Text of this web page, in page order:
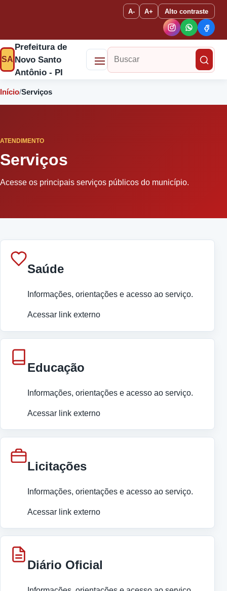
A- A+ Alto contraste
SA
Prefeitura de
Novo Santo
Antônio - PI
Início/Serviços
ATENDIMENTO
Serviços
Acesse os principais serviços públicos do município.
Saúde
Informações, orientações e acesso ao serviço.
Acessar link externo
Educação
Informações, orientações e acesso ao serviço.
Acessar link externo
Licitações
Informações, orientações e acesso ao serviço.
Acessar link externo
Diário Oficial